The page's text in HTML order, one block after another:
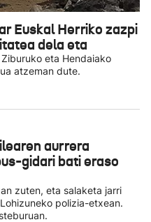
Euskal Herriko zazpi
dela eta
eta Hendaiako
atzeman dute.
aurrera
gidari bati eraso
zuten, eta salaketa jarri
polizia-etxean.